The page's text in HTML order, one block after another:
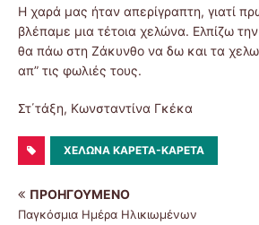
Η χαρά μας ήταν απερίγραπτη, γιατί
βλέπαμε μια τέτοια χελώνα. Ελπίζω
θα πάω στη Ζάκυνθο να δω και τα
απ” τις φωλιές τους.
Στ΄τάξη, Κωνσταντίνα Γκέκα
ΧΕΛΏΝΑ ΚΑΡΈΤΑ-ΚΑΡΈΤΑ
ΠΡΟΗΓΟΎΜΕΝΟ
Παγκόσμια Ημέρα Ηλικιωμένων